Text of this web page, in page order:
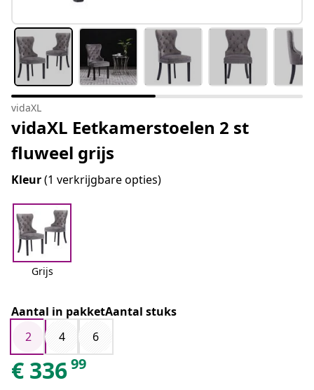
vidaXL
vidaXL Eetkamerstoelen 2 st
fluweel grijs
Kleur(1 verkrijgbare opties)
Grijs
Aantal in pakketAantal stuks
2
4 6
€ 33699